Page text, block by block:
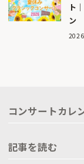
ト
ン
コンサートカレ
記事を読む